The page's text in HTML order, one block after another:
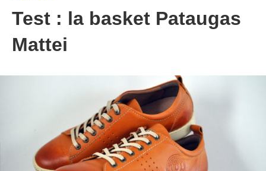
Test : la basket Pataugas
Mattei